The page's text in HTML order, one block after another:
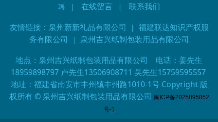
聘 | 在线留言 | 联系我们
友情链接： 泉州新新礼品有限公司 | 福建联达知识产权服
务有限公司
| 泉州吉兴纸制包装用品有限公司
地点：泉州吉兴纸制包装用品有限公司 电话：姜先生
18959898797 卢先生13506908711 吴先生15759595557
地址：福建省南安市丰州镇丰州路1010-1号 Copyright 版
权所有 © 泉州吉兴纸制包装用品有限公司 闽ICP备2025095052
号-1